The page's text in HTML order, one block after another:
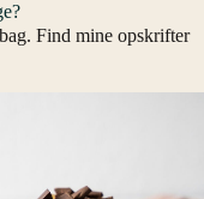
Find mine opskrifter